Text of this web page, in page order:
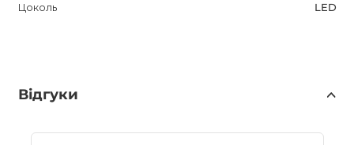
Цоколь LED
Відгуки